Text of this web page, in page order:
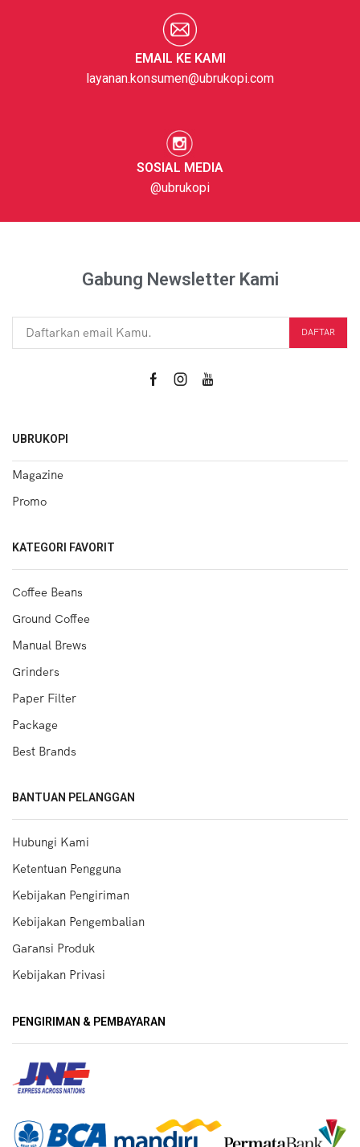
EMAIL KE KAMI
layanan.konsumen@ubrukopi.com
SOSIAL MEDIA
@ubrukopi
Gabung Newsletter Kami
UBRUKOPI
Magazine
Promo
KATEGORI FAVORIT
Coffee Beans
Ground Coffee
Manual Brews
Grinders
Paper Filter
Package
Best Brands
BANTUAN PELANGGAN
Hubungi Kami
Ketentuan Pengguna
Kebijakan Pengiriman
Kebijakan Pengembalian
Garansi Produk
Kebijakan Privasi
PENGIRIMAN & PEMBAYARAN